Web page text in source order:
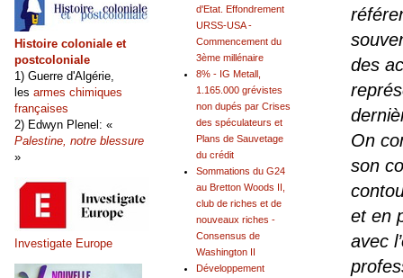
des
On
son
et en
avec
d'Etat. Effondrement
URSS-USA -
Commencement du
3ème millénaire
8% - IG Metall,
1.165.000 grévistes
non dupés par Crises
des spéculateurs et
Plans de Sauvetage
du crédit
Sommations du G24
au Bretton Woods II,
club de riches et de
nouveaux riches -
Consensus de
Washington II
Développement
Histoire coloniale et
postcoloniale
1) Guerre d'Algérie,
les armes chimiques
françaises
2) Edwyn Plenel: «
Palestine, notre blessure
»
Investigate Europe